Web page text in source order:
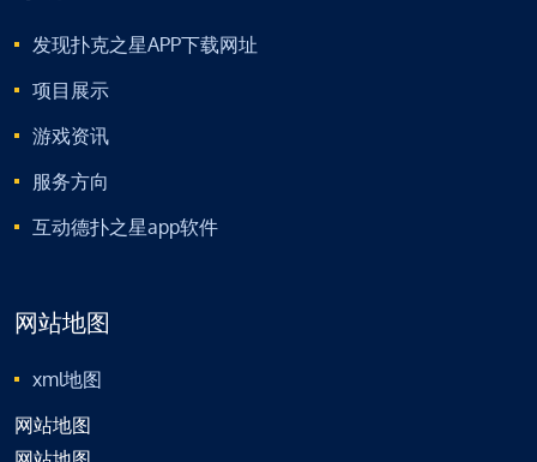
发现扑克之星APP下载网址
项目展示
游戏资讯
服务方向
互动德扑之星app软件
网站地图
xml地图
网站地图